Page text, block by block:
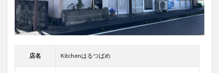
店名 Kitchenはるつばめ